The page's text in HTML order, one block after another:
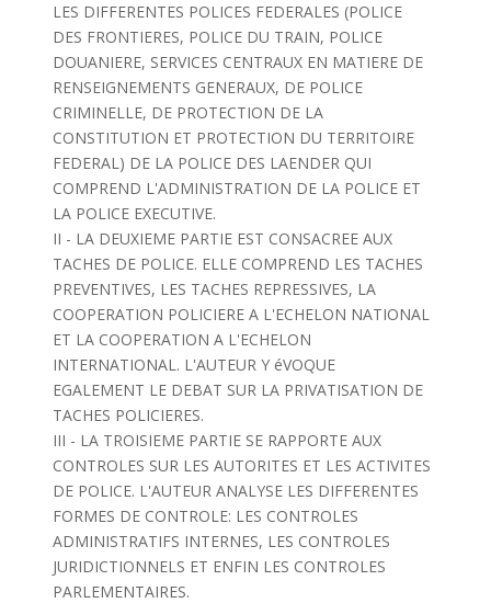
LES DIFFERENTES POLICES FEDERALES (POLICE
DES FRONTIERES, POLICE DU TRAIN, POLICE
DOUANIERE, SERVICES CENTRAUX EN MATIERE DE
RENSEIGNEMENTS GENERAUX, DE POLICE
CRIMINELLE, DE PROTECTION DE LA
CONSTITUTION ET PROTECTION DU TERRITOIRE
FEDERAL) DE LA POLICE DES LAENDER QUI
COMPREND L'ADMINISTRATION DE LA POLICE ET
LA POLICE EXECUTIVE.
II - LA DEUXIEME PARTIE EST CONSACREE AUX
TACHES DE POLICE. ELLE COMPREND LES TACHES
PREVENTIVES, LES TACHES REPRESSIVES, LA
COOPERATION POLICIERE A L'ECHELON NATIONAL
ET LA COOPERATION A L'ECHELON
INTERNATIONAL. L'AUTEUR Y éVOQUE
EGALEMENT LE DEBAT SUR LA PRIVATISATION DE
TACHES POLICIERES.
III - LA TROISIEME PARTIE SE RAPPORTE AUX
CONTROLES SUR LES AUTORITES ET LES ACTIVITES
DE POLICE. L'AUTEUR ANALYSE LES DIFFERENTES
FORMES DE CONTROLE: LES CONTROLES
ADMINISTRATIFS INTERNES, LES CONTROLES
JURIDICTIONNELS ET ENFIN LES CONTROLES
PARLEMENTAIRES.